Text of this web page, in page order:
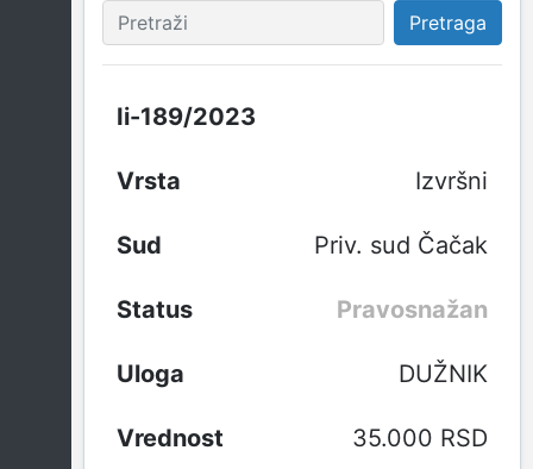
Pretraga
Ii-189/2023
Izvršni
Priv. sud Čačak
Pravosnažan
DUŽNIK
35.000 RSD